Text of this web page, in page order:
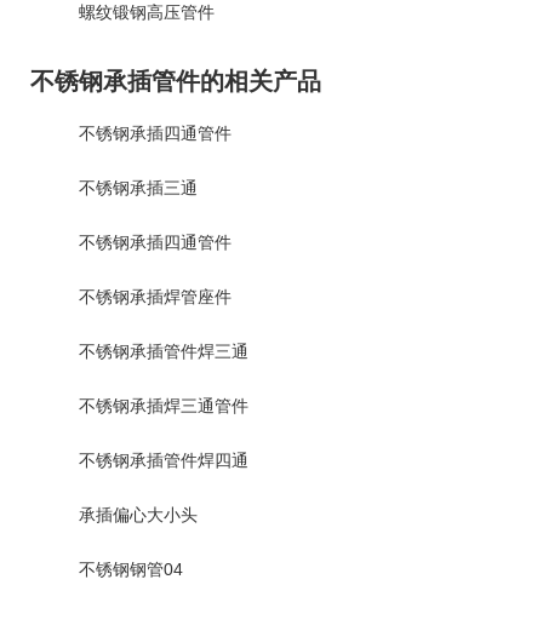
螺纹锻钢高压管件
不锈钢承插管件的相关产品
不锈钢承插四通管件
不锈钢承插三通
不锈钢承插四通管件
不锈钢承插焊管座件
不锈钢承插管件焊三通
不锈钢承插焊三通管件
不锈钢承插管件焊四通
承插偏心大小头
不锈钢钢管04